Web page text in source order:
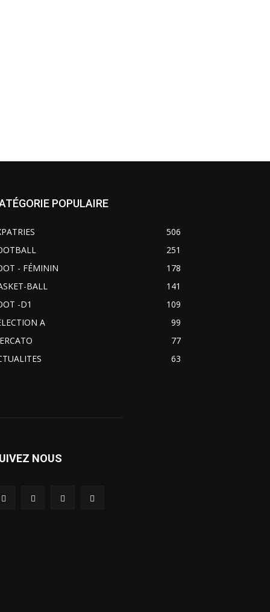
POPULAIRE
506
251
- FÉMININ
178
BALL
141
-D1
109
A
99
77
63
NOUS